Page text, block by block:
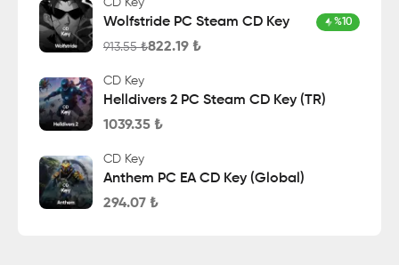
CD Key
Wolfstride PC Steam CD Key %10
913.55₺822.19 ₺
CD Key
Helldivers 2 PC Steam CD Key (TR)
1039.35 ₺
CD Key
Anthem PC EA CD Key (Global)
294.07 ₺